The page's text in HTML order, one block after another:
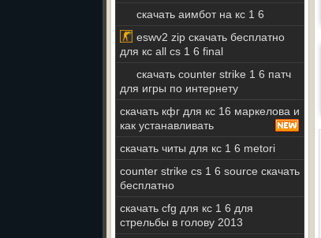
скачать аимбот на кс 1 6
eswv2 zip скачать бесплатно
для кс all cs 1 6 final
скачать counter strike 1 6 патч
для игры по интернету
скачать кфг для кс 16 маркелова и
как устанавливать
скачать читы для кс 1 6 metori
counter strike cs 1 6 source скачать
бесплатно
скачать cfg для кс 1 6 для
стрельбы в голову 2013